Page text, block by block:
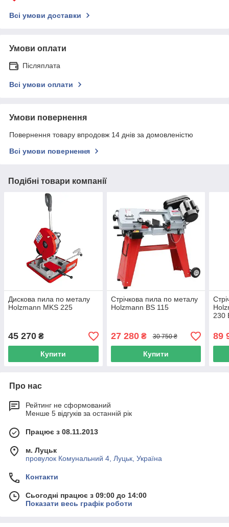
Всі умови доставки
Умови оплати
Післяплата
Всі умови оплати
Умови повернення
Повернення товару впродовж 14 днів за домовленістю
Всі умови повернення
Подібні товари компанії
Дискова пила по металу
Holzmann MKS 225
45 270 ₴
Купити
Стрічкова пила по металу
Holzmann BS 115
27 280₴ 30 750 ₴
Купити
230
89
Про нас
Рейтинг не сформований
Менше 5 відгуків за останній рік
Працює з 08.11.2013
м. Луцьк
провулок Комунальний 4, Луцьк, Україна
Контакти
Сьогодні працює з 09:00 до 14:00
Показати весь графік роботи